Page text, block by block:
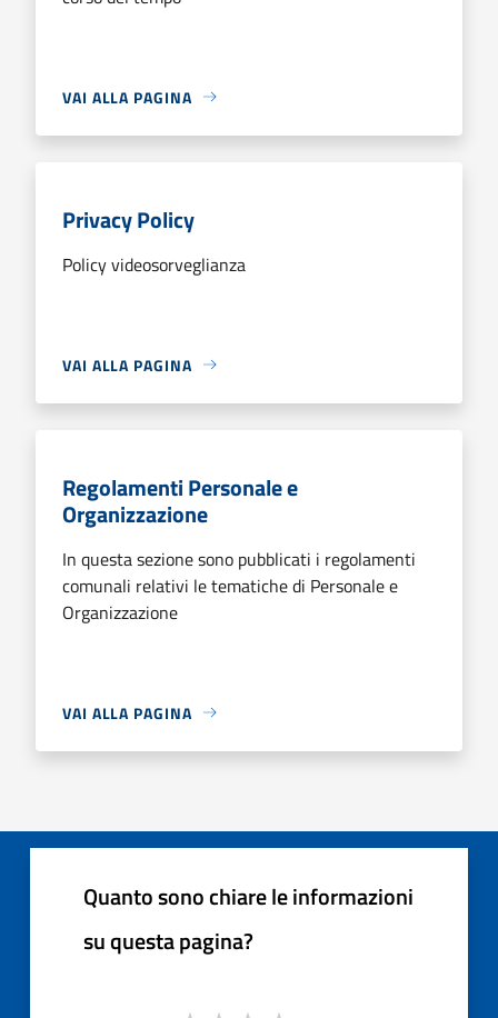
VAI ALLA PAGINA
Privacy Policy
Policy videosorveglianza
VAI ALLA PAGINA
Regolamenti Personale e
Organizzazione
In questa sezione sono pubblicati i regolamenti
comunali relativi le tematiche di Personale e
Organizzazione
VAI ALLA PAGINA
Quanto sono chiare le informazioni
su questa pagina?